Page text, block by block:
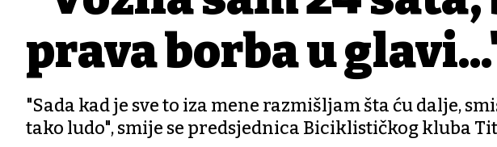
prava borba u
"Sada kad je sve to iza mene razmišljam šta ću dalje,
tako ludo", smije se predsjednica Biciklističkog kluba